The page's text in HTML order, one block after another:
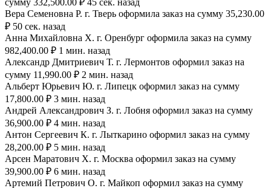
сумму 332,500.00 ₽ 45 сек. назад
Вера Семеновна Р. г. Тверь оформила заказ на сумму 35,230.00
₽ 50 сек. назад
Анна Михайловна Х. г. Оренбург оформила заказ на сумму
982,400.00 ₽ 1 мин. назад
Александр Дмитриевич Т. г. Лермонтов оформил заказ на
сумму 11,990.00 ₽ 2 мин. назад
Альберт Юрьевич Ю. г. Липецк оформил заказ на сумму
17,800.00 ₽ 3 мин. назад
Андрей Александрович З. г. Лобня оформил заказ на сумму
36,900.00 ₽ 4 мин. назад
Антон Сергеевич К. г. Лыткарино оформил заказ на сумму
28,200.00 ₽ 5 мин. назад
Арсен Маратович Х. г. Москва оформил заказ на сумму
39,900.00 ₽ 6 мин. назад
Артемий Петрович О. г. Майкоп оформил заказ на сумму